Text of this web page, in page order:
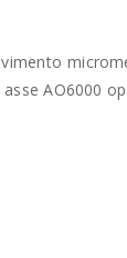
AO6000